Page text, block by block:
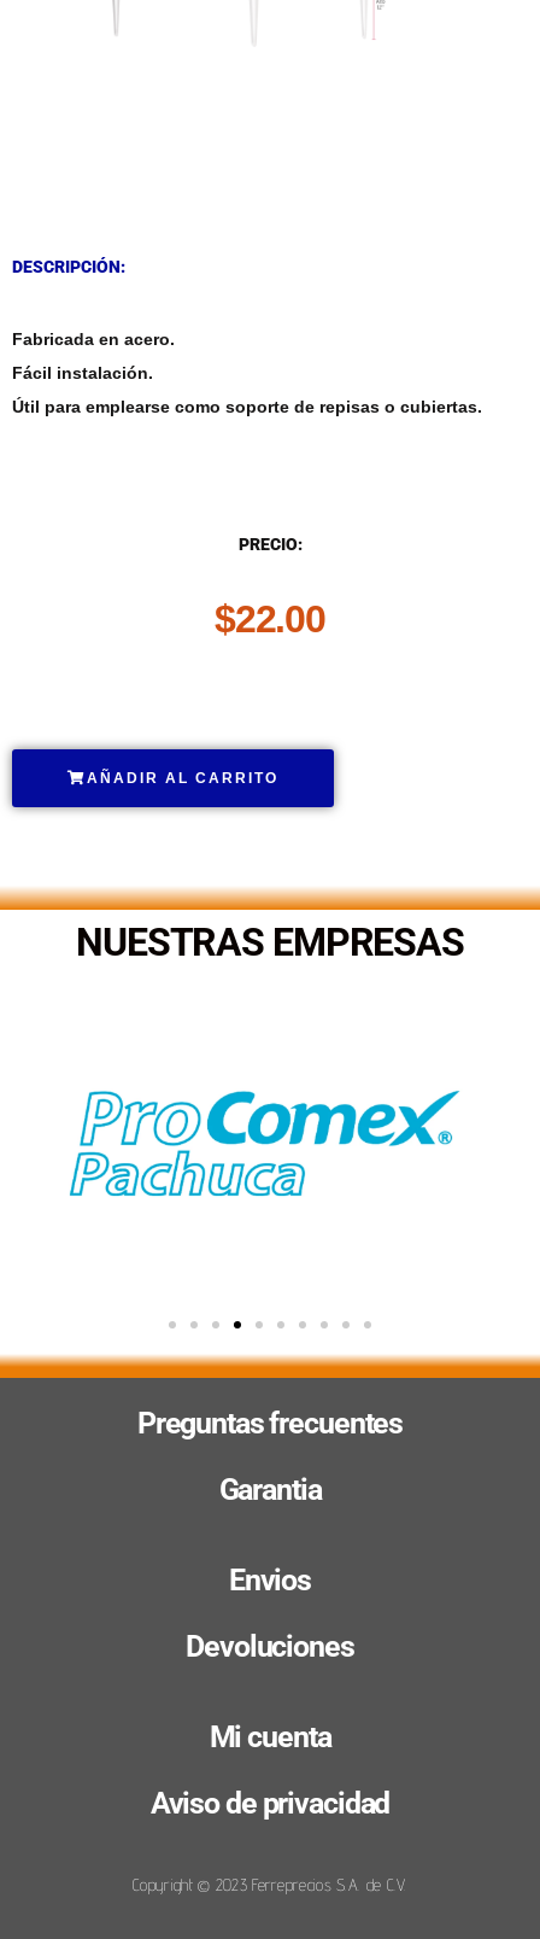
DESCRIPCIÓN:
Fabricada en acero.
Fácil instalación.
Útil para emplearse como soporte de repisas o cubiertas.
PRECIO:
$22.00
AÑADIR AL CARRITO
NUESTRAS EMPRESAS
Preguntas frecuentes
Garantia
Envios
Devoluciones
Mi cuenta
Aviso de privacidad
Copyright © 2023 Ferreprecios S.A. de C.V.